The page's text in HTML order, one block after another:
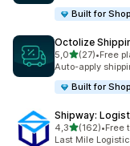
Built for
Octolize
5,0de 5 estrelas
(27)
27 total de
•Free
Auto-apply
Built for
Shipway:
4,3de 5 estrelas
(162)
162 total de
•Free
Last Mile